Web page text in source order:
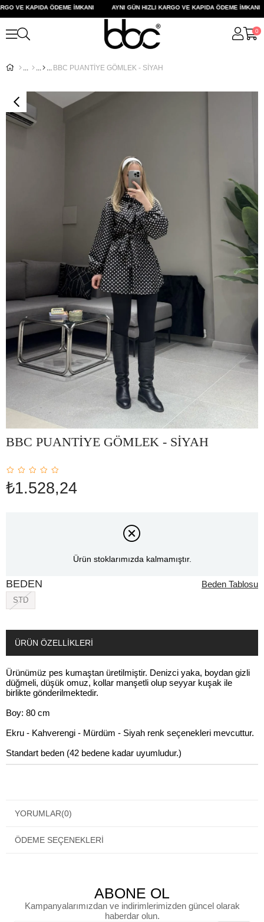
VE KAPIDA ÖDEME İMKANI AYNI GÜN HIZLI KARGO VE KAPIDA ÖDEME İMKANI
0
BBC PUANTİYE GÖMLEK - SİYAH
BBC PUANTİYE GÖMLEK - SİYAH
₺1.528,24
Ürün stoklarımızda kalmamıştır.
BEDEN
STD
Beden Tablosu
ÜRÜN ÖZELLIKLERI
Ürünümüz pes kumaştan üretilmiştir. Denizci yaka, boydan gizli
düğmeli, düşük omuz, kollar manşetli olup seyyar kuşak ile
birlikte gönderilmektedir.
Boy: 80 cm
Ekru - Kahverengi - Mürdüm - Siyah renk seçenekleri mevcuttur.
Standart beden (42 bedene kadar uyumludur.)
YORUMLAR(0)
ÖDEME SEÇENEKLERI
ABONE OL
Kampanyalarımızdan ve indirimlerimizden güncel olarak
haberdar olun.